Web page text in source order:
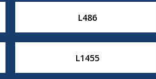
L486
L1455